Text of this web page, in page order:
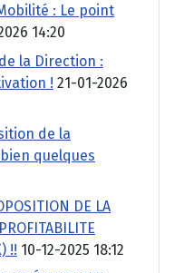
: Le point
14:20
la Direction :
! 21-01-2026
de la
quelques
DE LA
!! 10-12-2025 18:12